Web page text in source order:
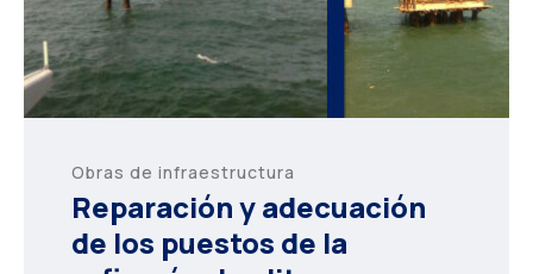
Obras de infraestructura
Reparación y adecuación
de los puestos de la